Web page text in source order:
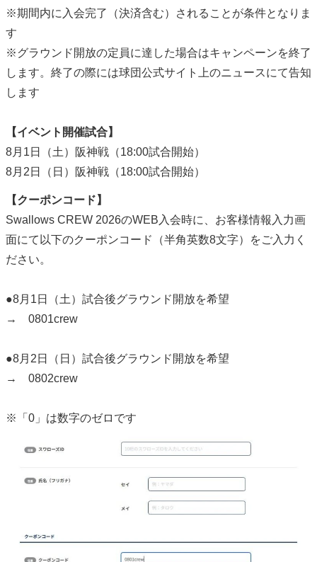
※期間内に入会完了（決済含む）されることが条件となりま
す
※グラウンド開放の定員に達した場合はキャンペーンを終了
します。終了の際には球団公式サイト上のニュースにて告知
します
【イベント開催試合】
8月1日（土）阪神戦（18:00試合開始）
8月2日（日）阪神戦（18:00試合開始）
【クーポンコード】
Swallows CREW 2026のWEB入会時に、お客様情報入力画
面にて以下のクーポンコード（半角英数8文字）をご入力く
ださい。
●8月1日（土）試合後グラウンド開放を希望
→ 0801crew
●8月2日（日）試合後グラウンド開放を希望
→ 0802crew
※「0」は数字のゼロです